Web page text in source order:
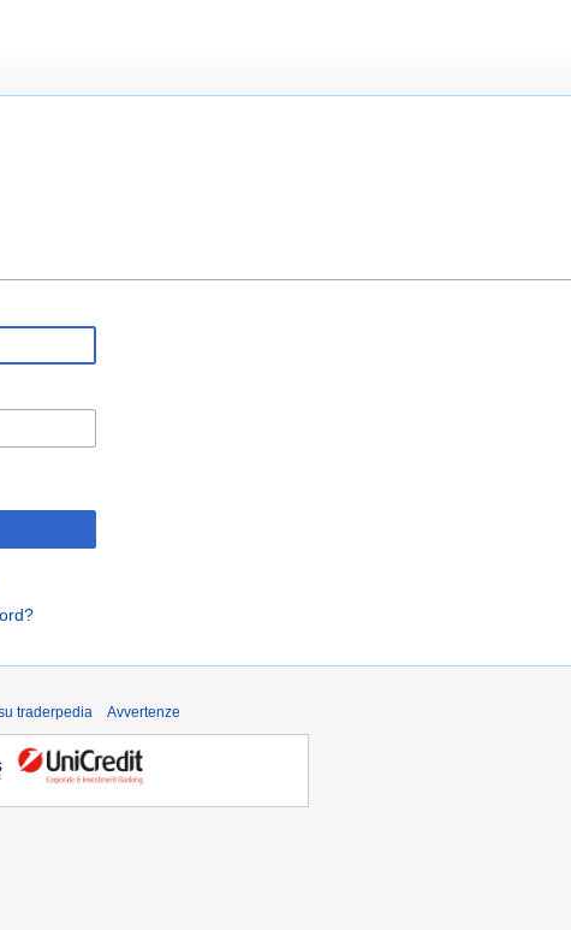
traderpedia Avvertenze